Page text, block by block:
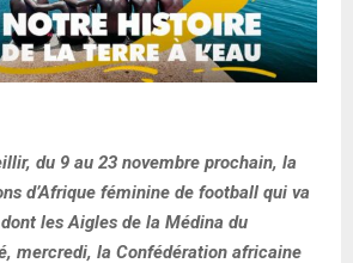
du 9 au 23 novembre prochain, la
d’Afrique féminine de football qui va
les Aigles de la Médina du
mercredi, la Confédération africaine